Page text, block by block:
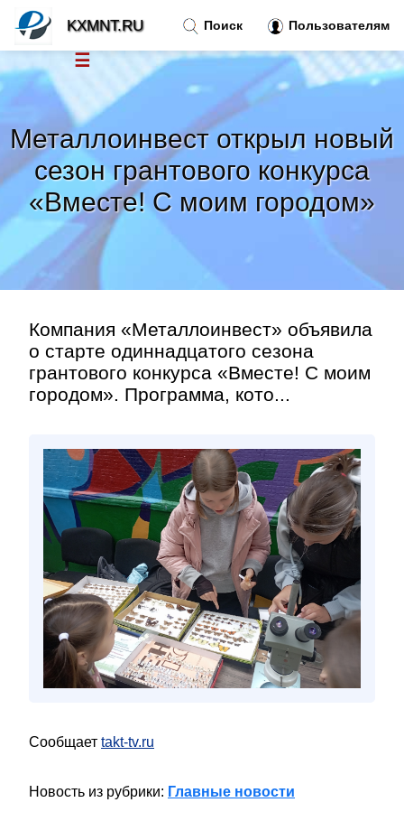
Металлоинвест открыл новый
сезон грантового конкурса
«Вместе! С моим городом»
Компания «Металлоинвест» объявила
о старте одиннадцатого сезона
грантового конкурса «Вместе! С моим
городом». Программа, кото...
Сообщает takt-tv.ru
Новость из рубрики: Главные новости
Поиск Пользователям
KXMNT.RU
☰
Новости
Тренды новостей »
Рубрики»
Правила »